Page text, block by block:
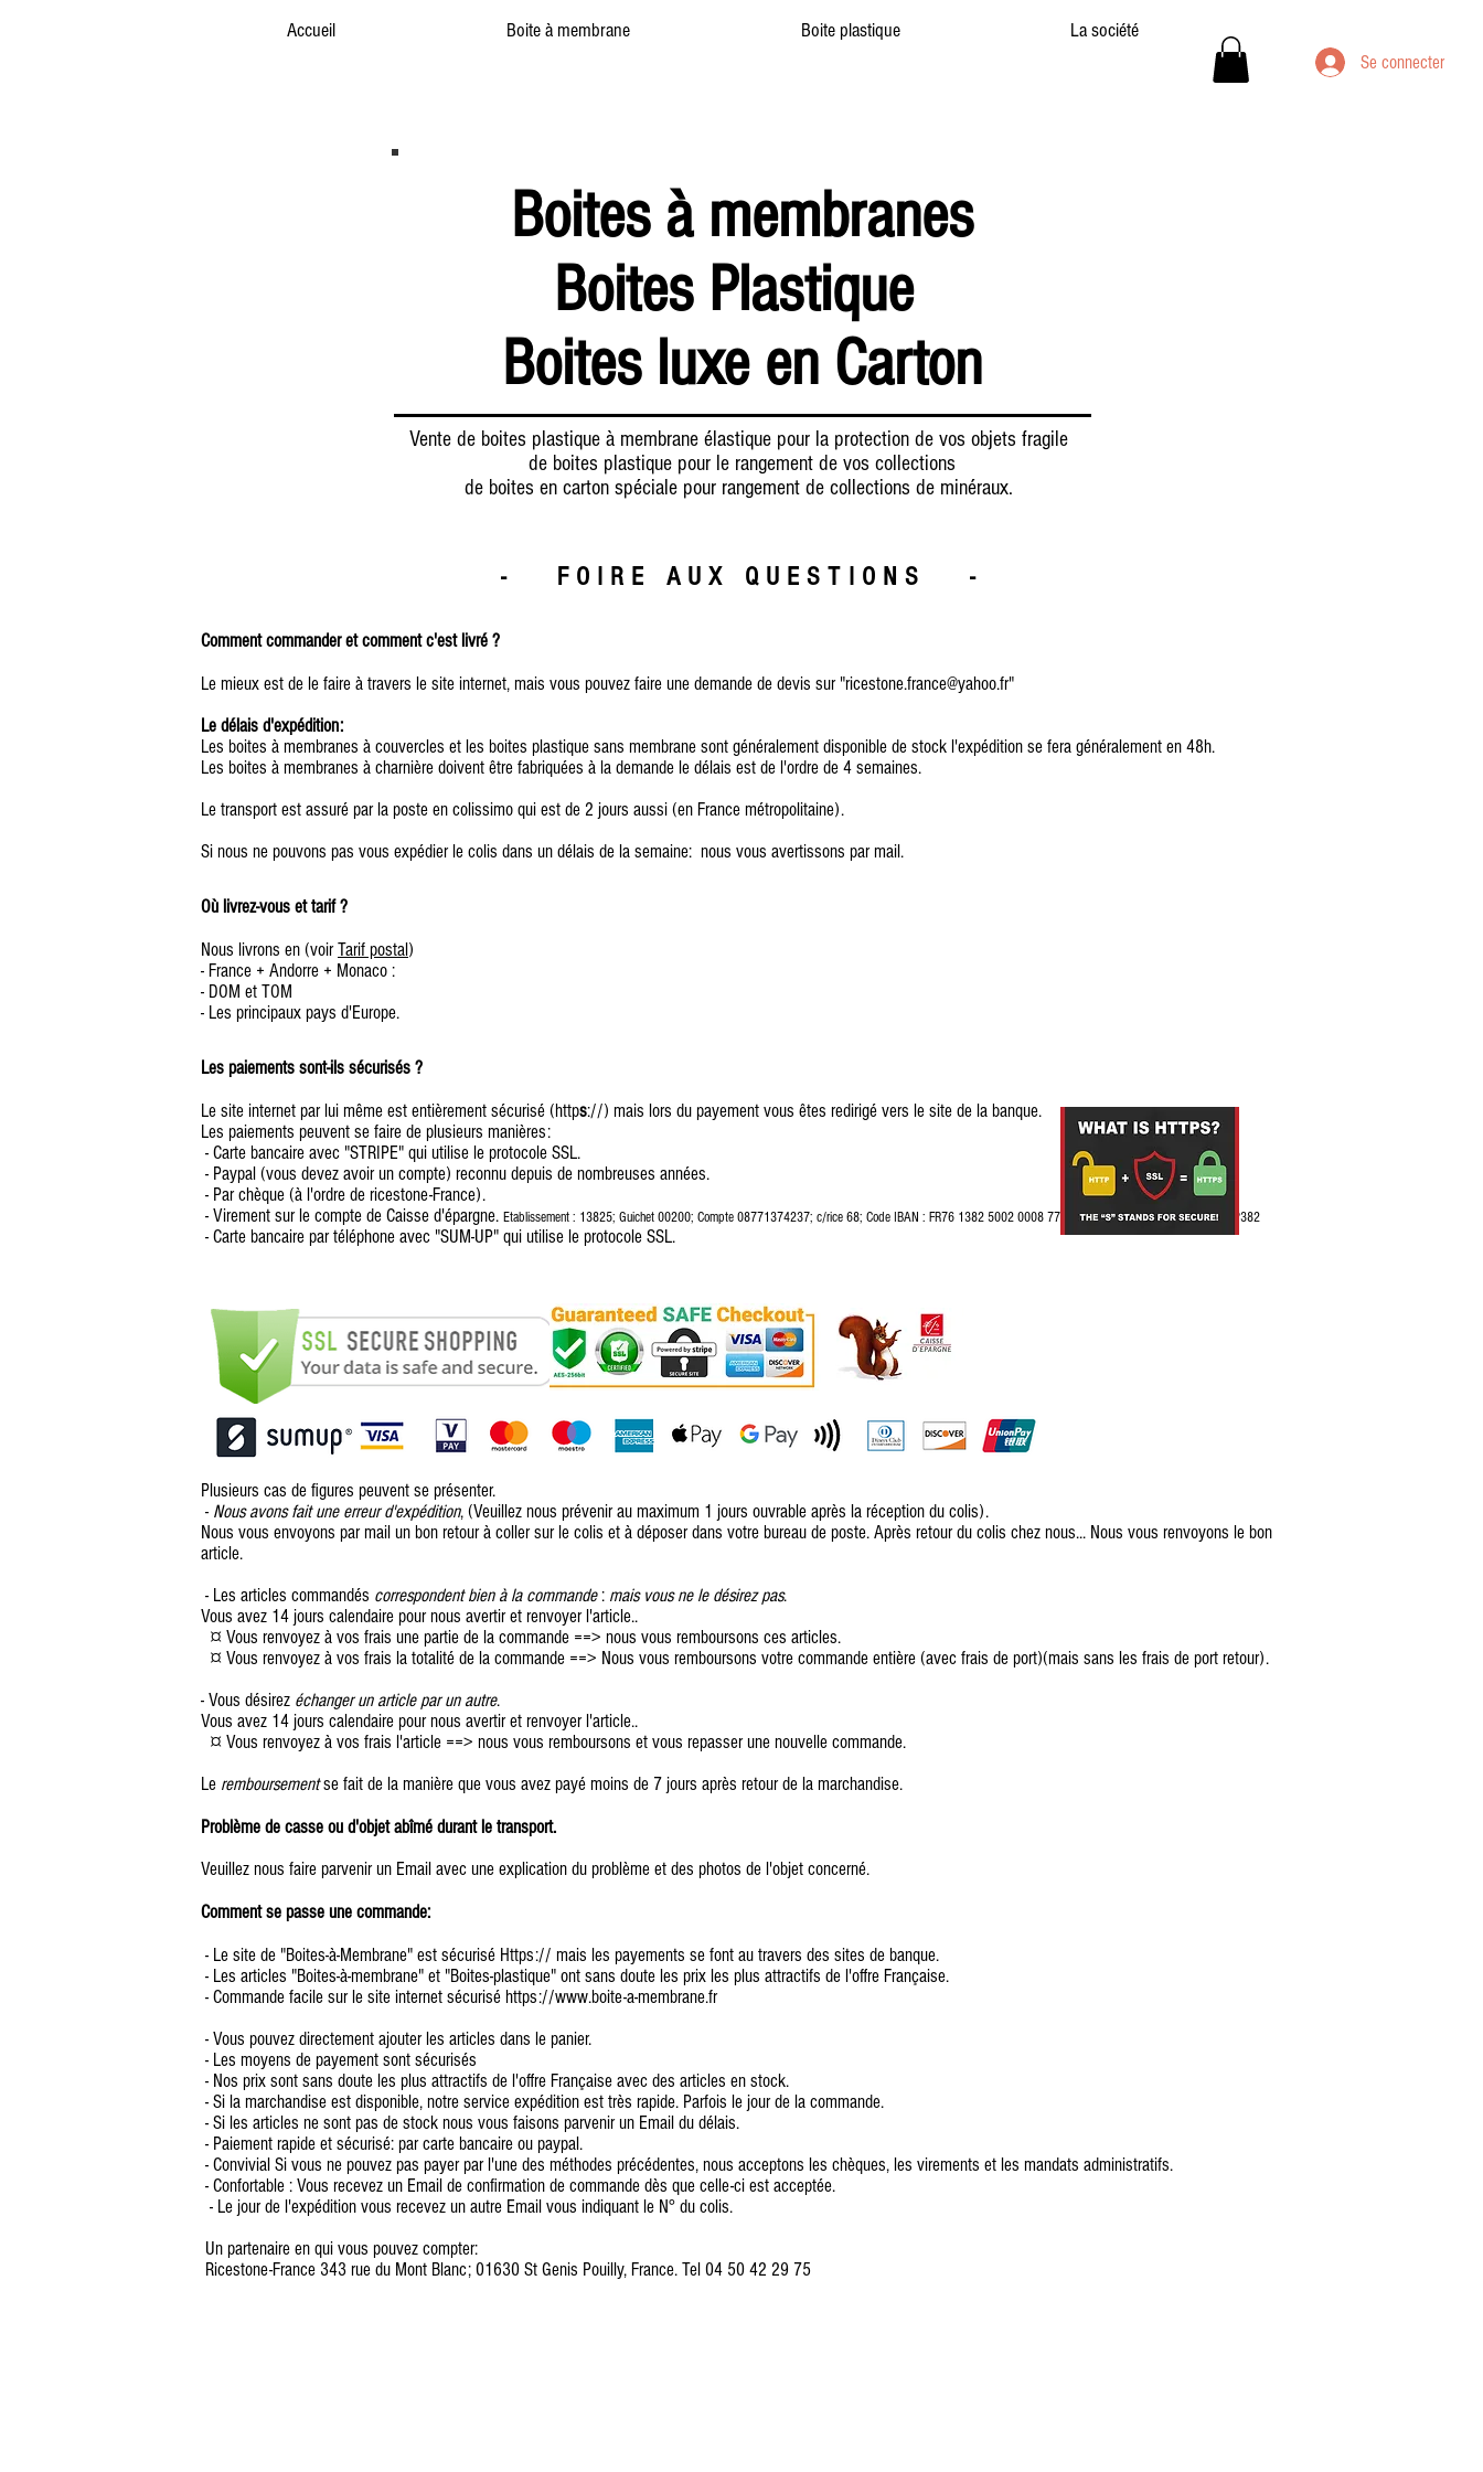
Accueil Boite à membrane Boite plastique La société
Se connecter
Boites à membranes
Boites Plastique
Boites luxe en Carton
Vente de boites plastique à membrane élastique pour la protection de vos objets fragile
de boites plastique pour le rangement de vos collections
de boites en carton spéciale pour rangement de collections de minéraux.
- FOIRE AUX QUESTIONS -
Comment commander et comment c'est livré ?
Le mieux est de le faire à travers le site internet, mais vous pouvez faire une demande de devis sur "ricestone.france@yahoo.fr"
Le délais d'expédition:
Les boites à membranes à couvercles et les boites plastique sans membrane sont généralement disponible de stock l'expédition se fera généralement en 48h.
Les boites à membranes à charnière doivent être fabriquées à la demande le délais est de l'ordre de 4 semaines.
Le transport est assuré par la poste en colissimo qui est de 2 jours aussi (en France métropolitaine).
Si nous ne pouvons pas vous expédier le colis dans un délais de la semaine: nous vous avertissons par mail.
Où livrez-vous et tarif ?
Nous livrons en (voirTarif postal)
- France + Andorre + Monaco :
- DOM et TOM
- Les principaux pays d'Europe.
Les paiements sont-ils sécurisés ?
Le site internet par lui même est entièrement sécurisé (https://) mais lors du payement vous êtes redirigé vers le site de la banque.
Les paiements peuvent se faire de plusieurs manières:
- Carte bancaire avec "STRIPE" qui utilise le protocole SSL.
- Paypal (vous devez avoir un compte) reconnu depuis de nombreuses années.
- Par chèque (à l'ordre de ricestone-France).
- Virement sur le compte de Caisse d'épargne. Etablissement : 13825; Guichet 00200; Compte 08771374237; c/rice 68; Code IBAN : FR76 1382 5002 0008 7713 7423 768 Code BIC : CEPAFRPP382
- Carte bancaire par téléphone avec "SUM-UP" qui utilise le protocole SSL.
Que faire si l'article commandé ne correspond pas à mes attentes. Erreur à la commande ou à la livraison... Puis-je être remboursé.
Plusieurs cas de figures peuvent se présenter.
- Nous avons fait une erreur d'expédition, (Veuillez nous prévenir au maximum 1 jours ouvrable après la réception du colis).
Nous vous envoyons par mail un bon retour à coller sur le colis et à déposer dans votre bureau de poste. Après retour du colis chez nous... Nous vous renvoyons le bon
article.
- Les articles commandés correspondent bien à la commande: mais vous ne le désirez pas.
Vous avez 14 jours calendaire pour nous avertir et renvoyer l'article..
¤ Vous renvoyez à vos frais une partie de la commande ==> nous vous remboursons ces articles.
¤ Vous renvoyez à vos frais la totalité de la commande ==> Nous vous remboursons votre commande entière (avec frais de port)(mais sans les frais de port retour).
- Vous désirez échanger un article par un autre.
Vous avez 14 jours calendaire pour nous avertir et renvoyer l'article..
¤ Vous renvoyez à vos frais l'article ==> nous vous remboursons et vous repasser une nouvelle commande.
Le remboursementse fait de la manière que vous avez payé moins de 7 jours après retour de la marchandise.
Problème de casse ou d'objet abîmé durant le transport.
Veuillez nous faire parvenir un Email avec une explication du problème et des photos de l'objet concerné.
Comment se passe une commande:
- Le site de "Boites-à-Membrane" est sécurisé Https:// mais les payements se font au travers des sites de banque.
- Les articles "Boites-à-membrane" et "Boites-plastique" ont sans doute les prix les plus attractifs de l'offre Française.
- Commande facile sur le site internet sécurisé https://www.boite-a-membrane.fr
- Vous pouvez directement ajouter les articles dans le panier.
- Les moyens de payement sont sécurisés
- Nos prix sont sans doute les plus attractifs de l'offre Française avec des articles en stock.
- Si la marchandise est disponible, notre service expédition est très rapide. Parfois le jour de la commande.
- Si les articles ne sont pas de stock nous vous faisons parvenir un Email du délais.
- Paiement rapide et sécurisé: par carte bancaire ou paypal.
- Convivial Si vous ne pouvez pas payer par l'une des méthodes précédentes, nous acceptons les chèques, les virements et les mandats administratifs.
- Confortable : Vous recevez un Email de confirmation de commande dès que celle-ci est acceptée.
- Le jour de l'expédition vous recevez un autre Email vous indiquant le N° du colis.
Un partenaire en qui vous pouvez compter:
Ricestone-France 343 rue du Mont Blanc; 01630 St Genis Pouilly, France. Tel 04 50 42 29 75